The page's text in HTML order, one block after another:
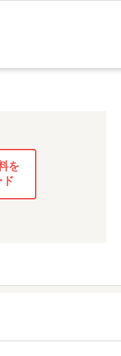
を
ド